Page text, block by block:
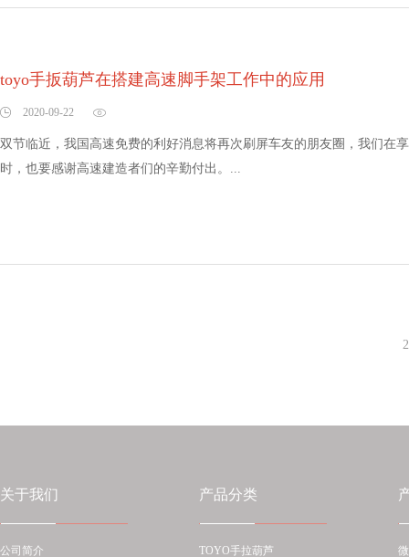
toyo手扳葫芦在搭建高速脚手架工作中的应用
2020-09-22
双节临近，我国高速免费的利好消息将再次刷屏车友的朋友圈，我们在
时，也要感谢高速建造者们的辛勤付出。...
2
关于我们
公司简介
产品分类
TOYO手拉葫芦